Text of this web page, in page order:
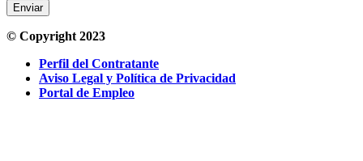
Enviar
© Copyright 2023
Perfil del Contratante
Aviso Legal y Política de Privacidad
Portal de Empleo